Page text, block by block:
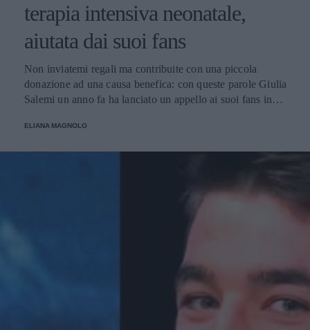
terapia intensiva neonatale,
aiutata dai suoi fans
Non inviatemi regali ma contribuite con una piccola
donazione ad una causa benefica: con queste parole Giulia
Salemi un anno fa ha lanciato un appello ai suoi fans in
considerevole utilizzata per l'acquisto di macchinari
ELIANA MAGNOLO